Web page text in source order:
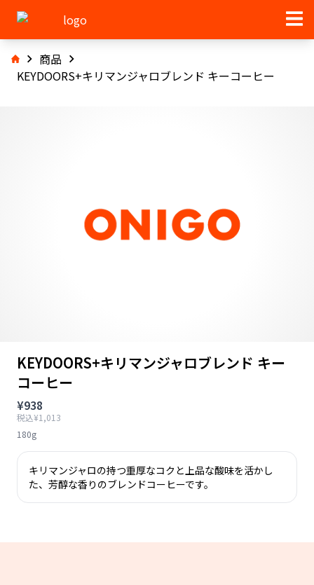
商品
KEYDOORS+キリマンジャロブレンド キーコーヒー
KEYDOORS+キリマンジャロブレンド キー
コーヒー
¥938
税込¥1,013
180g
キリマンジャロの持つ重厚なコクと上品な酸味を活かし
た、芳醇な香りのブレンドコーヒーです。